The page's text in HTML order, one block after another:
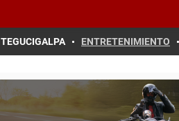
TEGUCIGALPA ENTRETENIMIENTO